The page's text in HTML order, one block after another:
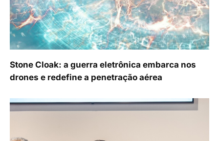
Stone Cloak: a guerra eletrônica embarca nos
drones e redefine a penetração aérea